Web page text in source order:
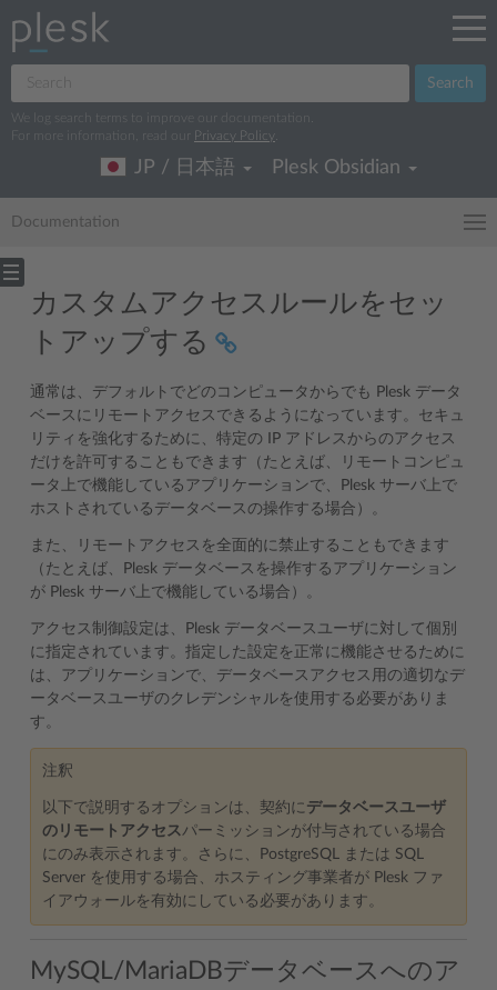
Search
We log search terms to improve our documentation.
For more information, read our
Privacy Policy
JP / 日本語 Plesk Obsidian
Documentation
カスタムアクセスルールをセッ
トアップする
通常は、デフォルトでどのコンピュータからでも Plesk データ
ベースにリモートアクセスできるようになっています。セキュ
リティを強化するために、特定の IP アドレスからのアクセス
だけを許可することもできます（たとえば、リモートコンピュ
ータ上で機能しているアプリケーションで、Plesk サーバ上で
ホストされているデータベースの操作する場合）。
また、リモートアクセスを全面的に禁止することもできます
（たとえば、Plesk データベースを操作するアプリケーション
が Plesk サーバ上で機能している場合）。
アクセス制御設定は、Plesk データベースユーザに対して個別
に指定されています。指定した設定を正常に機能させるために
は、アプリケーションで、データベースアクセス用の適切なデ
ータベースユーザのクレデンシャルを使用する必要がありま
す。
注釈
以下で説明するオプションは、契約にデータベースユーザ
のリモートアクセスパーミッションが付与されている場合
にのみ表示されます。さらに、PostgreSQL または SQL
Server を使用する場合、ホスティング事業者が Plesk ファ
イアウォールを有効にしている必要があります。
MySQL/MariaDBデータベースへのア